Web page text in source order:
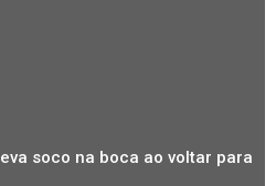
soco na boca ao voltar para